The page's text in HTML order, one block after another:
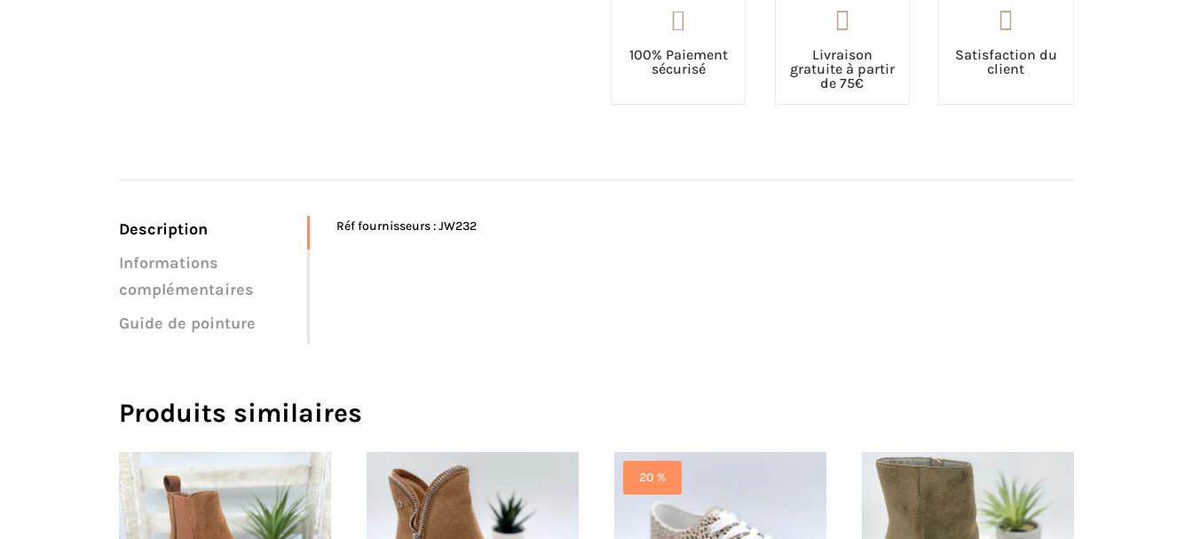

100% Paiement
sécurisé

Livraison
gratuite à partir
de 75€

Satisfaction du
client
Description
Informations
complémentaires
Guide de pointure
Réf fournisseurs : JW232
Produits similaires
20 %